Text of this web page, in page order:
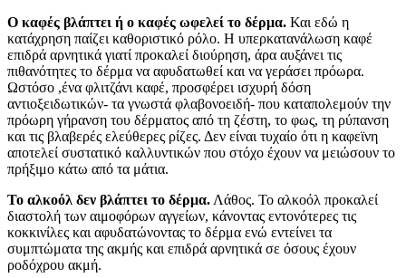
Ο καφές βλάπτει ή ο καφές ωφελεί το δέρμα. Και εδώ η
κατάχρηση παίζει καθοριστικό ρόλο. Η υπερκατανάλωση καφέ
επιδρά αρνητικά γιατί προκαλεί διούρηση, άρα αυξάνει τις
πιθανότητες το δέρμα να αφυδατωθεί και να γεράσει πρόωρα.
Ωστόσο ,ένα φλιτζάνι καφέ, προσφέρει ισχυρή δόση
αντιοξειδωτικών- τα γνωστά φλαβονοειδή- που καταπολεμούν την
πρόωρη γήρανση του δέρματος από τη ζέστη, το φως, τη ρύπανση
και τις βλαβερές ελεύθερες ρίζες. Δεν είναι τυχαίο ότι η καφεϊνη
αποτελεί συστατικό καλλυντικών που στόχο έχουν να μειώσουν το
πρήξιμο κάτω από τα μάτια.
Το αλκοόλ δεν βλάπτει το δέρμα. Λάθος. Το αλκοόλ προκαλεί
διαστολή των αιμοφόρων αγγείων, κάνοντας εντονότερες τις
κοκκινίλες και αφυδατώνοντας το δέρμα ενώ εντείνει τα
συμπτώματα της ακμής και επιδρά αρνητικά σε όσους έχουν
ροδόχρου ακμή.